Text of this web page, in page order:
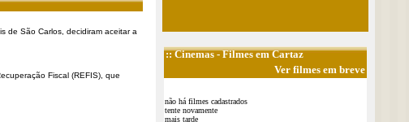
de São Carlos, decidiram aceitar a
Fiscal (REFIS), que
::Cinemas- Filmes em Cartaz
Ver filmes em breve
não há filmes cadastrados
tente novamente
mais tarde